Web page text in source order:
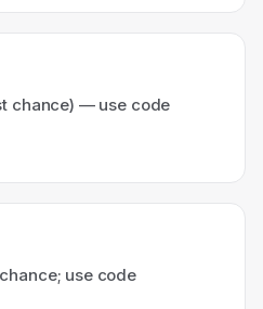
chance) — use code
use code